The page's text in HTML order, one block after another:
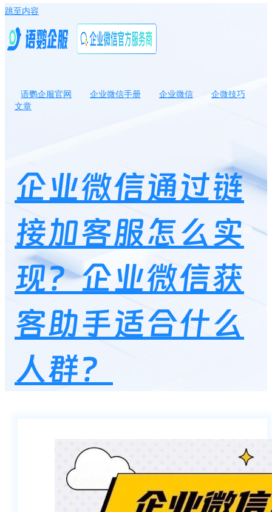
跳至内容
语鹦企服官网 企业微信手册 企业微信
企微技巧
文章
企业微信通过链
接加客服怎么实
现？企业微信获
客助手适合什么
人群？